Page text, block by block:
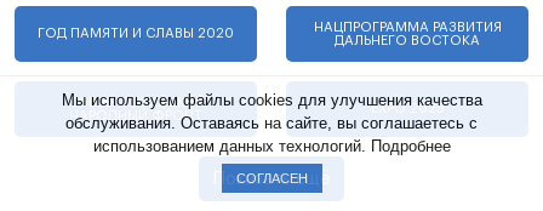
ГОД ПАМЯТИ И СЛАВЫ 2020
НАЦПРОГРАММА РАЗВИТИЯ
ДАЛЬНЕГО ВОСТОКА
ОБЩЕРОССИЙСКИЙ
НАРОДНЫЙ ФРОНТ
EXPO 2025
Показать еще
Мы используем файлы cookies для улучшения качества
обслуживания. Оставаясь на сайте, вы соглашаетесь с
использованием данных технологий. Подробнее
СОГЛАСЕН